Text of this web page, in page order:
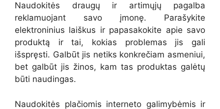
Naudokitės draugų ir artimųjų pagalba
reklamuojant savo įmonę. Parašykite
elektroninius laiškus ir papasakokite apie savo
produktą ir tai, kokias problemas jis gali
išspręsti. Galbūt jis netiks konkrečiam asmeniui,
bet galbūt jis žinos, kam tas produktas galėtų
būti naudingas.
Naudokitės plačiomis interneto galimybėmis ir